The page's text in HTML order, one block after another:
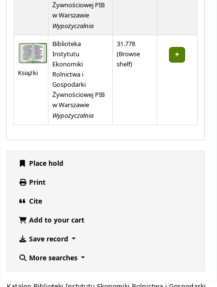
Żywnościowej PIB
w Warszawie
Wypożyczalnia
Książki
Biblioteka
Instytutu
Ekonomiki
Rolnictwa i
Gospodarki
Żywnościowej PIB
w Warszawie
Wypożyczalnia
31.778
(Browse
shelf(Opens below)
)
Place hold
Print
Cite
Add to your cart
Save record
More searches